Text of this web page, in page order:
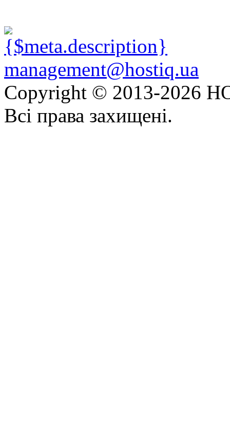
management@hostiq.ua
Copyright © 2013-2026
Всі права захищені.